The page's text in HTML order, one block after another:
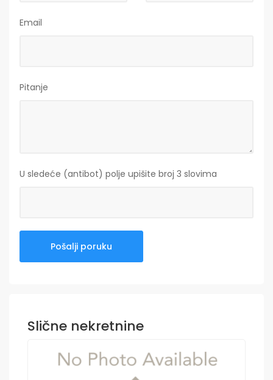
Email
Pitanje
U sledeće (antibot) polje upišite broj 3 slovima
Slične nekretnine